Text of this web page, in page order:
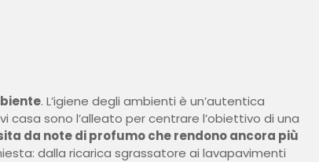
. L’igiene degli ambienti è un’autentica
sono l’alleato per centrare l’obiettivo di una
da note di profumo che rendono ancora più
dalla ricarica sgrassatore ai lavapavimenti